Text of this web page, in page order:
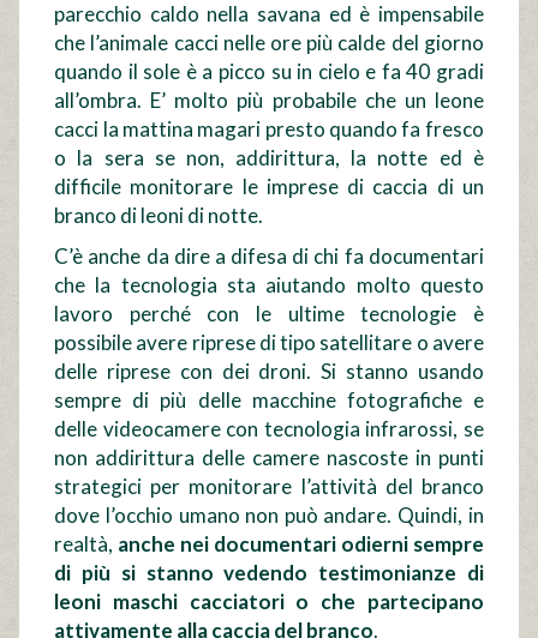
parecchio caldo nella savana ed è impensabile
che l’animale cacci nelle ore più calde del giorno
quando il sole è a picco su in cielo e fa 40 gradi
all’ombra. E’ molto più probabile che un leone
cacci la mattina magari presto quando fa fresco
o la sera se non, addirittura, la notte ed è
difficile monitorare le imprese di caccia di un
branco di leoni di notte.
C’è anche da dire a difesa di chi fa documentari
che la tecnologia sta aiutando molto questo
lavoro perché con le ultime tecnologie è
possibile avere riprese di tipo satellitare o avere
delle riprese con dei droni. Si stanno usando
sempre di più delle macchine fotografiche e
delle videocamere con tecnologia infrarossi, se
non addirittura delle camere nascoste in punti
strategici per monitorare l’attività del branco
dove l’occhio umano non può andare. Quindi, in
realtà, anche nei documentari odierni sempre
di più si stanno vedendo testimonianze di
leoni maschi cacciatori o che partecipano
attivamente alla caccia del branco.